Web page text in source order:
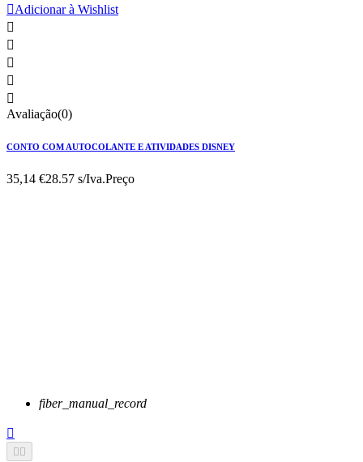
Adicionar à Wishlist





Avaliação(0)
CONTO COM AUTOCOLANTE E ATIVIDADES DISNEY
35,14 €28.57 s/Iva.Preço
fiber_manual_record

 